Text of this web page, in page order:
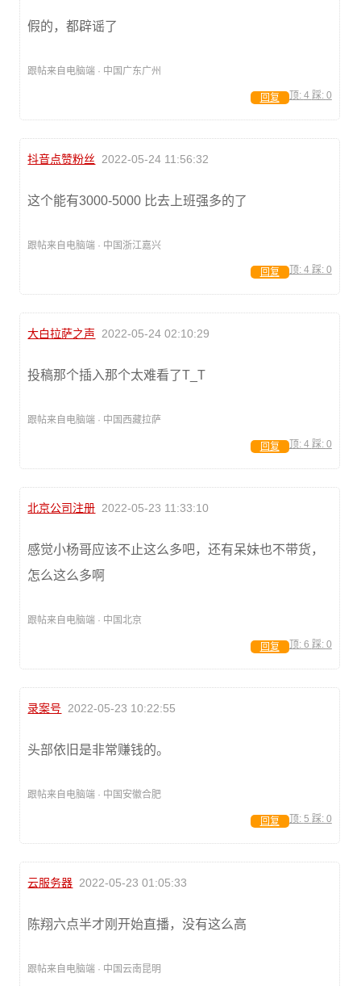
假的，都辟谣了
跟帖来自电脑端 · 中国广东广州
顶: 4 踩: 0
回复
抖音点赞粉丝 2022-05-24 11:56:32
这个能有3000-5000 比去上班强多的了
跟帖来自电脑端 · 中国浙江嘉兴
顶: 4 踩: 0
回复
大白拉萨之声 2022-05-24 02:10:29
投稿那个插入那个太难看了T_T
跟帖来自电脑端 · 中国西藏拉萨
顶: 4 踩: 0
回复
北京公司注册 2022-05-23 11:33:10
感觉小杨哥应该不止这么多吧，还有呆妹也不带货，
怎么这么多啊
跟帖来自电脑端 · 中国北京
顶: 6 踩: 0
回复
录案号 2022-05-23 10:22:55
头部依旧是非常赚钱的。
跟帖来自电脑端 · 中国安徽合肥
顶: 5 踩: 0
回复
云服务器 2022-05-23 01:05:33
陈翔六点半才刚开始直播，没有这么高
跟帖来自电脑端 · 中国云南昆明